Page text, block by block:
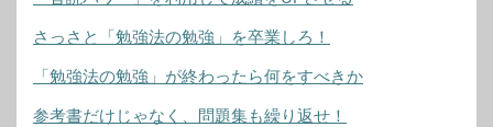
さっさと「勉強法の勉強」を卒業しろ！
「勉強法の勉強」が終わったら何をすべきか
参考書だけじゃなく、問題集も繰り返せ！